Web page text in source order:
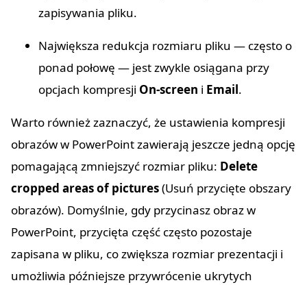
zapisywania pliku.
Największa redukcja rozmiaru pliku — często o
ponad połowę — jest zwykle osiągana przy
opcjach kompresji On-screen i Email.
Warto również zaznaczyć, że ustawienia kompresji
obrazów w PowerPoint zawierają jeszcze jedną opcję
pomagającą zmniejszyć rozmiar pliku: Delete
cropped areas of pictures(Usuń przycięte obszary
obrazów). Domyślnie, gdy przycinasz obraz w
PowerPoint, przycięta część często pozostaje
zapisana w pliku, co zwiększa rozmiar prezentacji i
umożliwia późniejsze przywrócenie ukrytych